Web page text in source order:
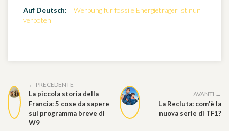
Auf Deutsch:
Werbung für fossile Energieträger ist nun
verboten
← PRECEDENTE
La piccola storia della
Francia: 5 cose da sapere
sul programma breve di
W9
AVANTI →
La Recluta: com'è la
nuova serie di TF1?